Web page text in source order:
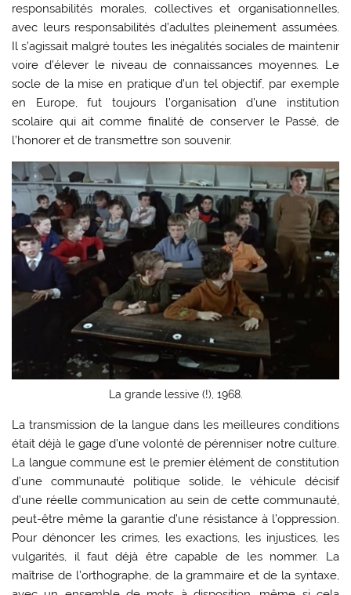
responsabilités morales, collectives et organisationnelles,
avec leurs responsabilités d’adultes pleinement assumées.
Il s’agissait malgré toutes les inégalités sociales de maintenir
voire d’élever le niveau de connaissances moyennes. Le
socle de la mise en pratique d’un tel objectif, par exemple
en Europe, fut toujours l’organisation d’une institution
scolaire qui ait comme finalité de conserver le Passé, de
l’honorer et de transmettre son souvenir.
La grande lessive (!), 1968.
La transmission de la langue dans les meilleures conditions
était déjà le gage d’une volonté de pérenniser notre culture.
La langue commune est le premier élément de constitution
d’une communauté politique solide, le véhicule décisif
d’une réelle communication au sein de cette communauté,
peut-être même la garantie d’une résistance à l’oppression.
Pour dénoncer les crimes, les exactions, les injustices, les
vulgarités, il faut déjà être capable de les nommer. La
maîtrise de l’orthographe, de la grammaire et de la syntaxe,